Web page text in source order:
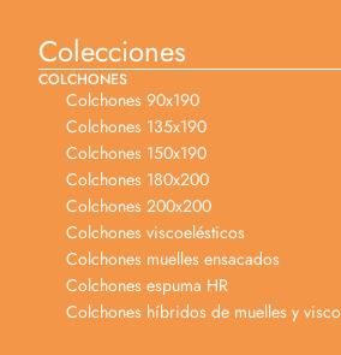
Colecciones
COLCHONES
Colchones 90x190
Colchones 135x190
Colchones 150x190
Colchones 180x200
Colchones 200x200
Colchones viscoelésticos
Colchones muelles ensacados
Colchones espuma HR
Colchones híbridos de muelles y visco